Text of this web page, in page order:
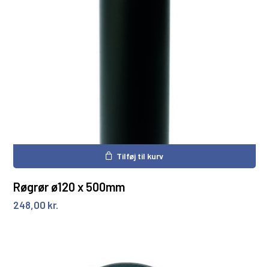
Tilføj til kurv
Røgrør ø120 x 500mm
248,00 kr.